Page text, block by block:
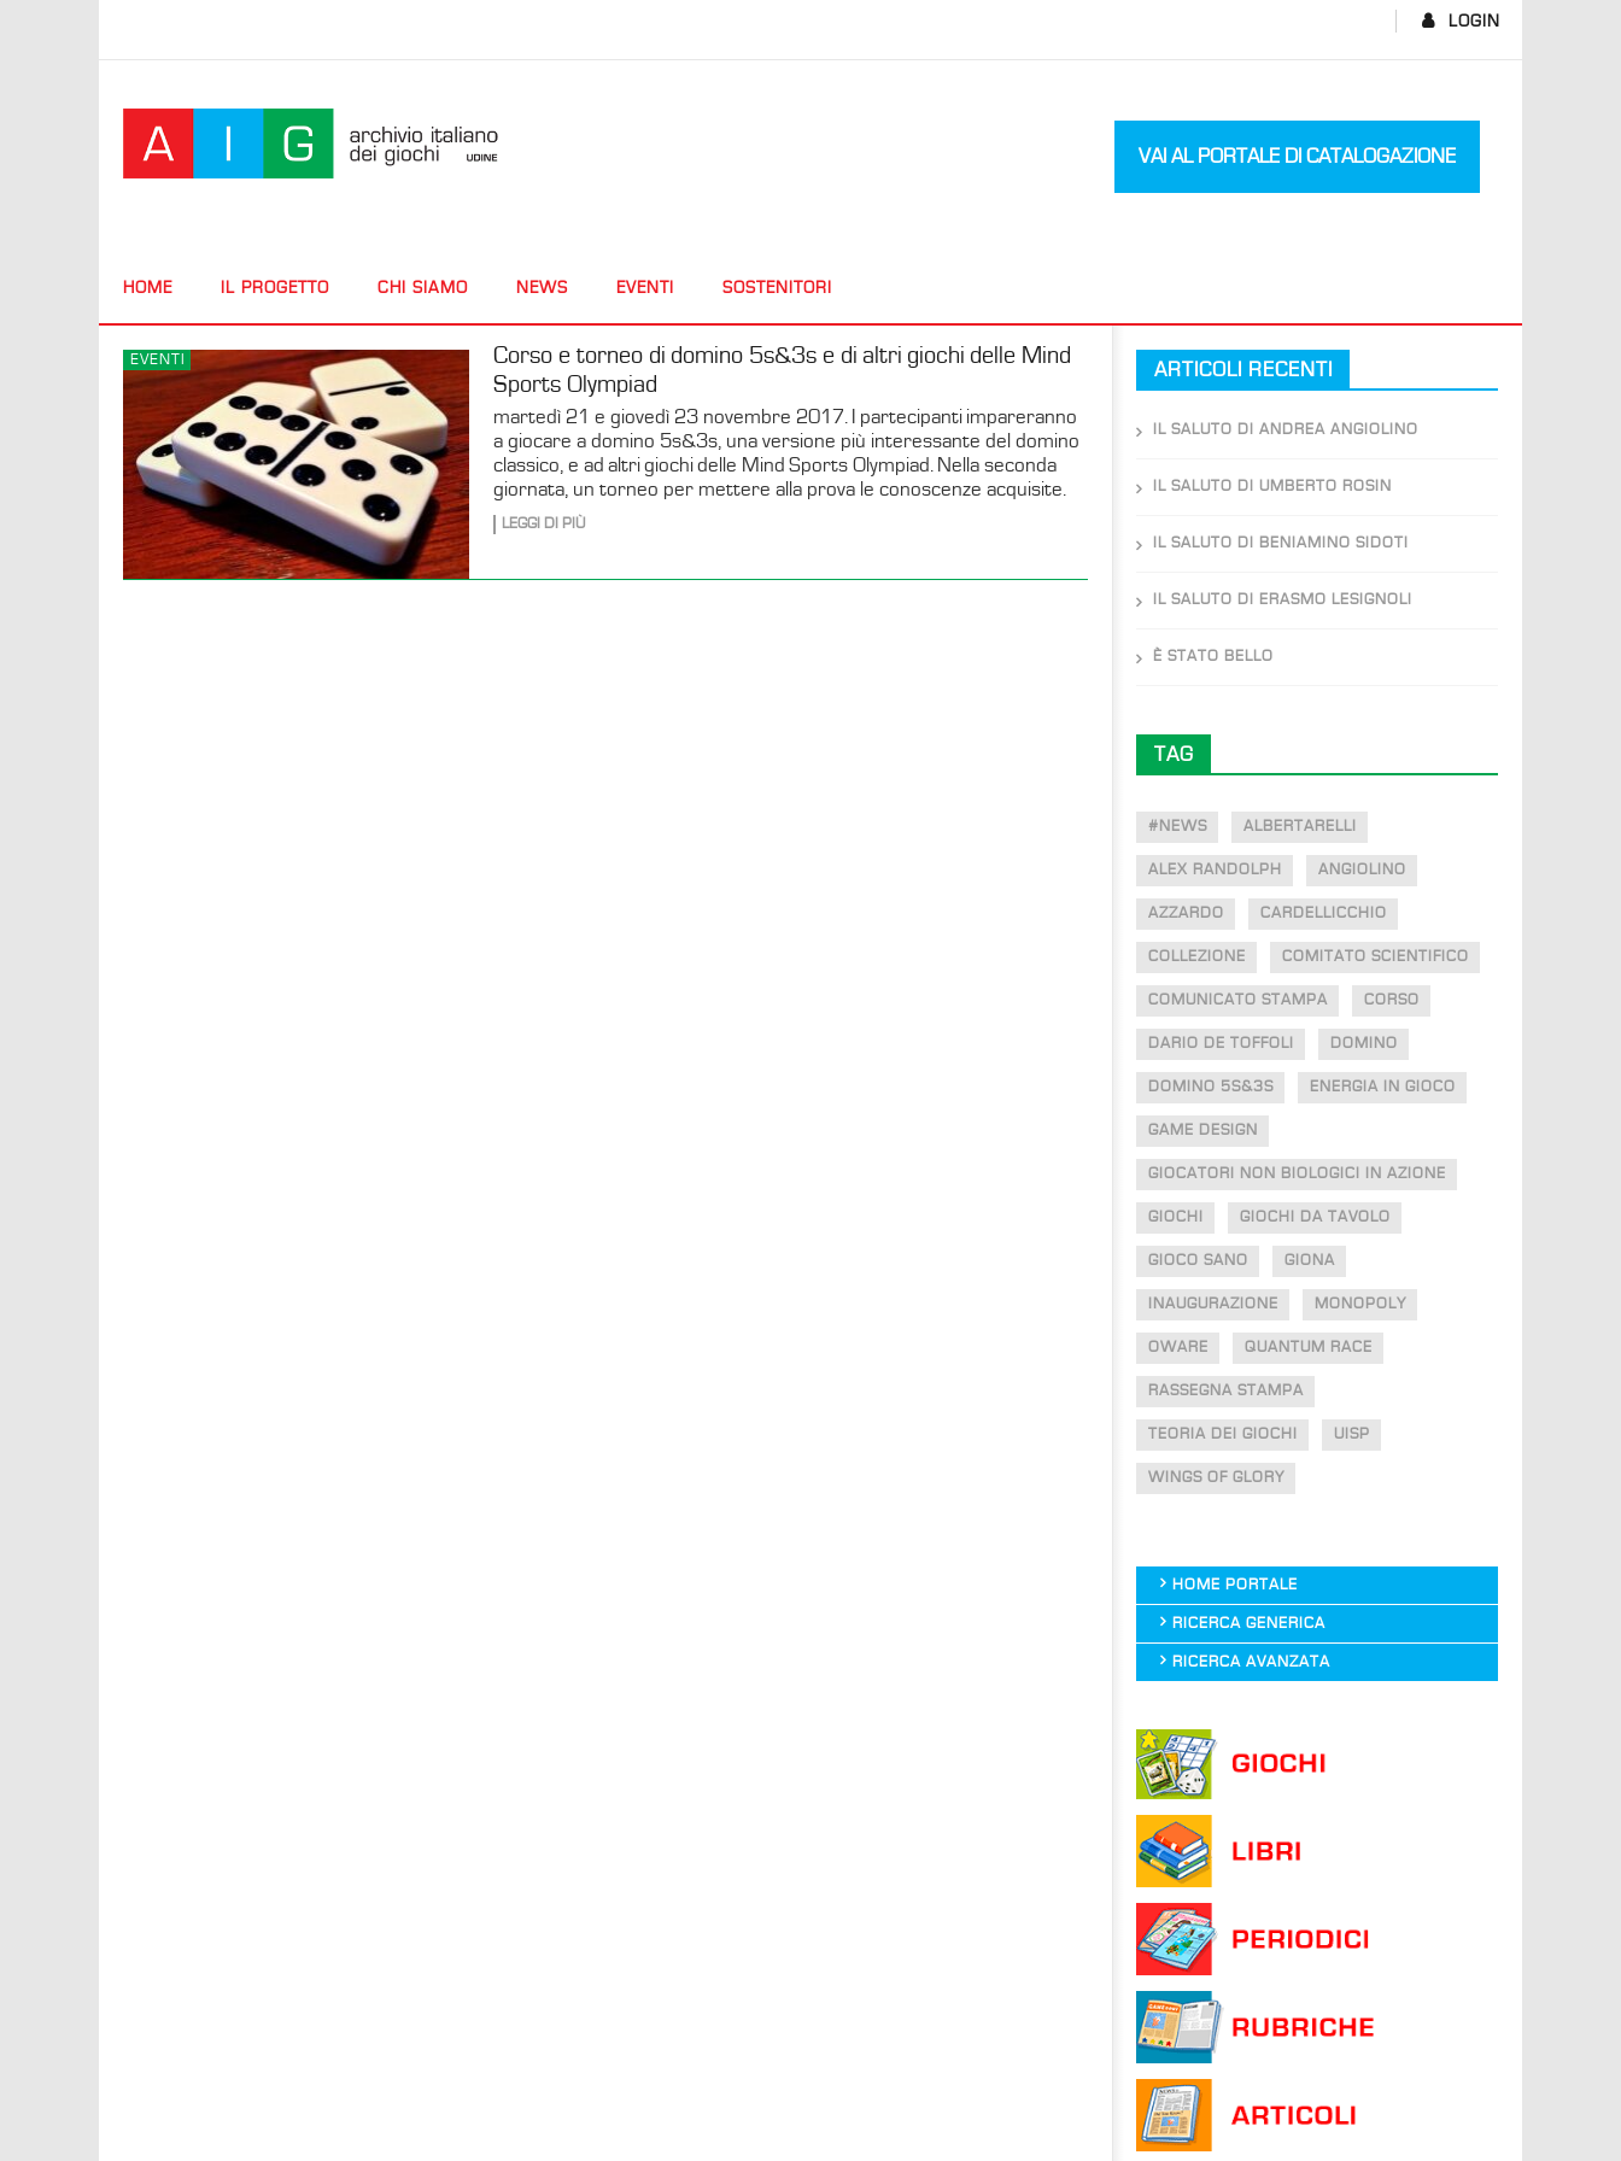
LOGIN
VAI AL PORTALE DI CATALOGAZIONE
HOME IL PROGETTO CHI SIAMO NEWS EVENTI SOSTENITORI
EVENTI
Corso e torneo di domino 5s&3s e di altri giochi delle Mind
Sports Olympiad
martedì 21 e giovedì 23 novembre 2017. I partecipanti impareranno
a giocare a domino 5s&3s, una versione più interessante del domino
classico, e ad altri giochi delle Mind Sports Olympiad. Nella seconda
giornata, un torneo per mettere alla prova le conoscenze acquisite.
LEGGI DI PIÙ
ARTICOLI RECENTI
IL SALUTO DI ANDREA ANGIOLINO
IL SALUTO DI UMBERTO ROSIN
IL SALUTO DI BENIAMINO SIDOTI
IL SALUTO DI ERASMO LESIGNOLI
È STATO BELLO
TAG
#NEWS ALBERTARELLI
ALEX RANDOLPH ANGIOLINO
AZZARDO CARDELLICCHIO
COLLEZIONE COMITATO SCIENTIFICO
COMUNICATO STAMPA CORSO
DARIO DE TOFFOLI DOMINO
DOMINO 5S&3S ENERGIA IN GIOCO
GAME DESIGN
GIOCATORI NON BIOLOGICI IN AZIONE
GIOCHI GIOCHI DA TAVOLO
GIOCO SANO GIONA
INAUGURAZIONE MONOPOLY
OWARE QUANTUM RACE
RASSEGNA STAMPA
TEORIA DEI GIOCHI UISP
WINGS OF GLORY
HOME PORTALE
RICERCA GENERICA
RICERCA AVANZATA